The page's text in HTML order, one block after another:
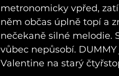
metronomicky vpřed,
něm občas úplně topí a
nečekaně silné melodie.
vůbec nepůsobí.
Valentine na starý